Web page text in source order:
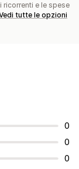
ricorrenti e le spese
tutte le opzioni
0
0
0